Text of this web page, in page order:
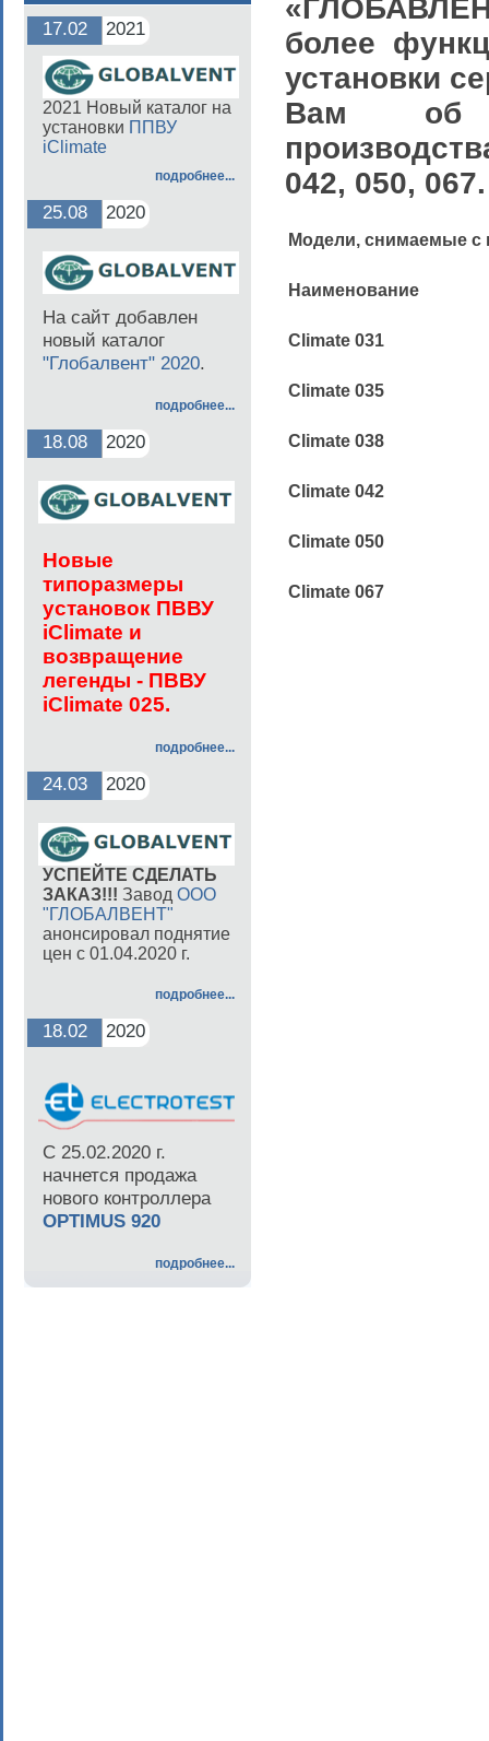
более
установки
Вам об
042, 050, 067.
Модели, снимаемые с
Наименование
Сlimate 031
Сlimate 035
Сlimate 038
Сlimate 042
Сlimate 050
Сlimate 067
17.02 2021
2021 Новый каталог на
установки ППВУ
iClimate
подробнее...
25.08 2020
На сайт добавлен
новый каталог
"Глобалвент" 2020.
подробнее...
18.08 2020
Новые
типоразмеры
установок ПВВУ
iClimate и
возвращение
легенды - ПВВУ
iClimate 025.
подробнее...
24.03 2020
УСПЕЙТЕ СДЕЛАТЬ
ЗАКАЗ!!! Завод ООО
"ГЛОБАЛВЕНТ"
анонсировал поднятие
цен с 01.04.2020 г.
подробнее...
18.02 2020
С 25.02.2020 г.
начнется продажа
нового контроллера
OPTIMUS 920
подробнее...